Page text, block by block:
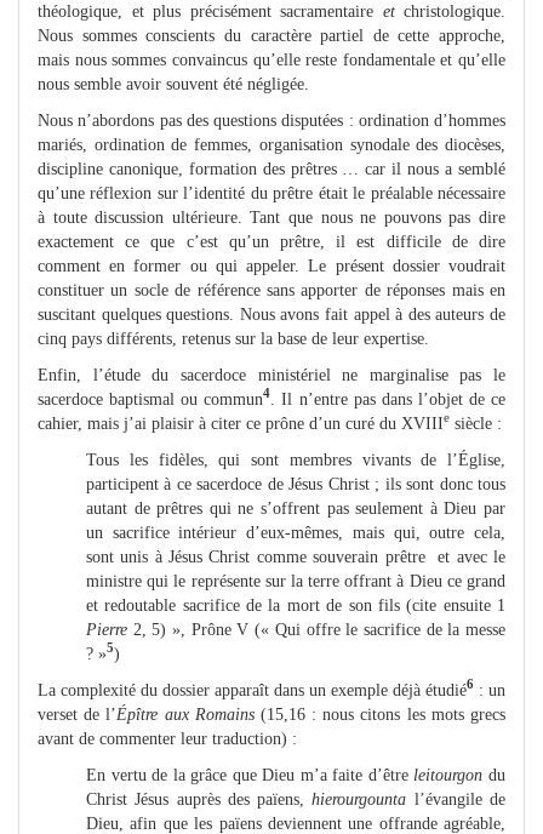
théologique, et plus précisément sacramentaire et christologique.
Nous sommes conscients du caractère partiel de cette approche,
mais nous sommes convaincus qu’elle reste fondamentale et qu’elle
nous semble avoir souvent été négligée.
Nous n’abordons pas des questions disputées : ordination d’hommes
mariés, ordination de femmes, organisation synodale des diocèses,
discipline canonique, formation des prêtres … car il nous a semblé
qu’une réflexion sur l’identité du prêtre était le préalable nécessaire
à toute discussion ultérieure. Tant que nous ne pouvons pas dire
exactement ce que c’est qu’un prêtre, il est difficile de dire
comment en former ou qui appeler. Le présent dossier voudrait
constituer un socle de référence sans apporter de réponses mais en
suscitant quelques questions. Nous avons fait appel à des auteurs de
cinq pays différents, retenus sur la base de leur expertise.
Enfin, l’étude du sacerdoce ministériel ne marginalise pas le
sacerdoce baptismal ou commun4
. Il n’entre pas dans l’objet de ce
cahier, mais j’ai plaisir à citer ce prône d’un curé du XVIIIe siècle :
Tous les fidèles, qui sont membres vivants de l’Église,
participent à ce sacerdoce de Jésus Christ ; ils sont donc tous
autant de prêtres qui ne s’offrent pas seulement à Dieu par
un sacrifice intérieur d’eux-mêmes, mais qui, outre cela,
sont unis à Jésus Christ comme souverain prêtre et avec le
ministre qui le représente sur la terre offrant à Dieu ce grand
et redoutable sacrifice de la mort de son fils (cite ensuite 1
Pierre 2, 5) », Prône V (« Qui offre le sacrifice de la messe
? »5)
La complexité du dossier apparaît dans un exemple déjà étudié6 : un
verset de l’Épître aux Romains (15,16 : nous citons les mots grecs
avant de commenter leur traduction) :
En vertu de la grâce que Dieu m’a faite d’être leitourgondu
Christ Jésus auprès des païens,hierourgounta l’évangile de
Dieu, afin que les païens deviennent une offrande agréable,